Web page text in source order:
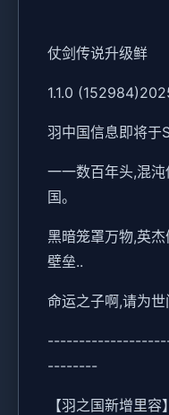
仗剑传说升级鲜
1.1.0
羽中国信息即将于
一一数百年头,混
国。
黑暗笼罩万物,英
壁垒..
命运之子啊,请为世
--------
【羽之国新增里容】